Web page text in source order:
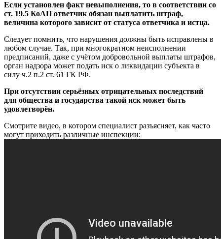
Если установлен факт невыполнения, то в соответствии со
ст. 19.5 КоАП ответчик обязан выплатить штраф,
величина которого зависит от статуса ответчика и истца.
Следует помнить, что нарушения должны быть исправлены в
любом случае. Так, при многократном неисполнении
предписаний, даже с учётом добровольной выплаты штрафов,
орган надзора может подать иск о ликвидации субъекта в
силу ч.2 п.2 ст. 61 ГК РФ.
При отсутствии серьёзных отрицательных последствий
для общества и государства такой иск может быть
удовлетворён.
Смотрите видео, в котором специалист разъясняет, как часто
могут приходить различные инспекции: